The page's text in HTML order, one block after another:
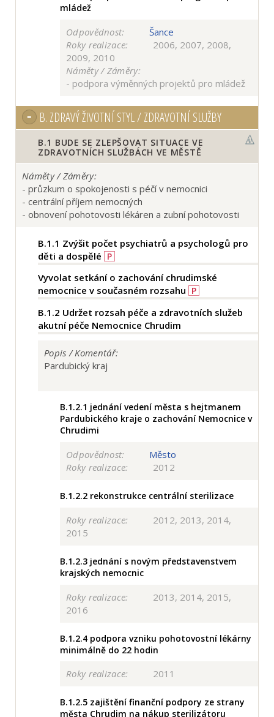
mládež
Odpovědnost:
Šance
Roky realizace:
2006, 2007, 2008,
2009, 2010
Náměty / Záměry:
- podpora výměnných projektů pro mládež
B. ZDRAVÝ ŽIVOTNÍ STYL / ZDRAVOTNÍ SLUŽBY
B.1 BUDE SE ZLEPŠOVAT SITUACE VE
ZDRAVOTNÍCH SLUŽBÁCH VE MĚSTĚ
Náměty / Záměry:
- průzkum o spokojenosti s péčí v nemocnici
- centrální příjem nemocných
- obnovení pohotovosti lékáren a zubní pohotovosti
B.1.1 Zvýšit počet psychiatrů a psychologů pro
děti a dospělé P
Vyvolat setkání o zachování chrudimské
nemocnice v současném rozsahu P
B.1.2 Udržet rozsah péče a zdravotních služeb
akutní péče Nemocnice Chrudim
Popis / Komentář:
Pardubický kraj
B.1.2.1 jednání vedení města s hejtmanem
Pardubického kraje o zachování Nemocnice v
Chrudimi
Odpovědnost:
Město
Roky realizace:
2012
B.1.2.2 rekonstrukce centrální sterilizace
Roky realizace:
2012, 2013, 2014,
2015
B.1.2.3 jednání s novým představenstvem
krajských nemocnic
Roky realizace:
2013, 2014, 2015,
2016
B.1.2.4 podpora vzniku pohotovostní lékárny
minimálně do 22 hodin
Roky realizace: 2011
B.1.2.5 zajištění finanční podpory ze strany
města Chrudim na nákup sterilizátoru